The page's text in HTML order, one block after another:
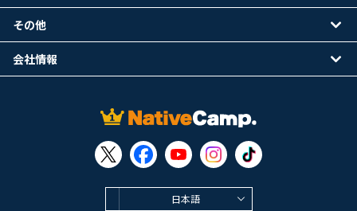
日本語
その他
会社情報